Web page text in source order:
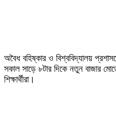
অবৈধ বহিষ্কার ও বিশ্ববিদ্যালয়
সকাল সাড়ে ৮টার দিকে নতুন বাজার
শিক্ষার্থীরা।